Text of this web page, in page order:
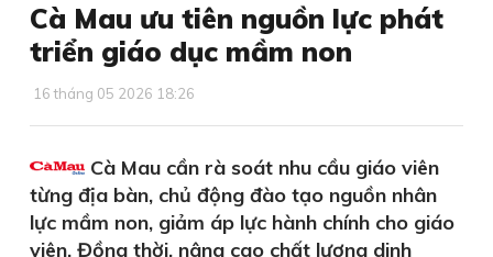
Cà Mau ưu tiên nguồn lực phát
triển giáo dục mầm non
16 tháng 05 2026 18:26
Cà Mau cần rà soát nhu cầu giáo viên
từng địa bàn, chủ động đào tạo nguồn nhân
lực mầm non, giảm áp lực hành chính cho giáo
viên. Đồng thời, nâng cao chất lượng dinh